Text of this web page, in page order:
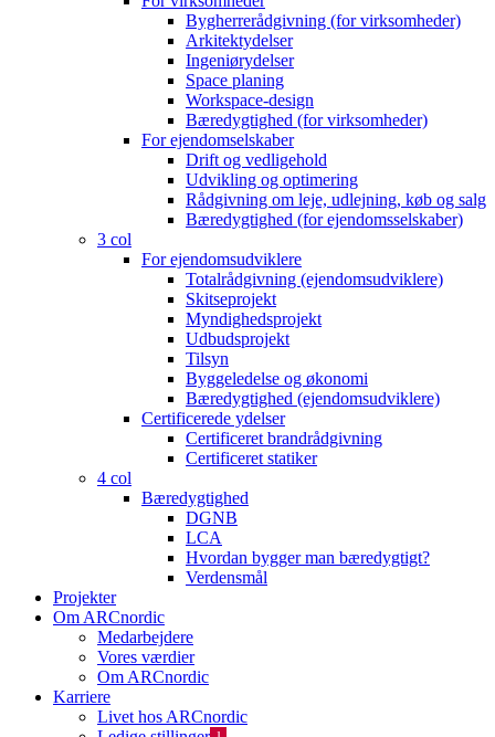
Bygherrerådgivning (for virksomheder)
Arkitektydelser
Ingeniørydelser
Space planing
Workspace-design
Bæredygtighed (for virksomheder)
For ejendomselskaber
Drift og vedligehold
Udvikling og optimering
Rådgivning om leje, udlejning, køb og salg
Bæredygtighed (for ejendomsselskaber)
3 col
For ejendomsudviklere
Totalrådgivning (ejendomsudviklere)
Skitseprojekt
Myndighedsprojekt
Udbudsprojekt
Tilsyn
Byggeledelse og økonomi
Bæredygtighed (ejendomsudviklere)
Certificerede ydelser
Certificeret brandrådgivning
Certificeret statiker
4 col
Bæredygtighed
DGNB
LCA
Hvordan bygger man bæredygtigt?
Verdensmål
Projekter
Om ARCnordic
Medarbejdere
Vores værdier
Om ARCnordic
Karriere
Livet hos ARCnordic